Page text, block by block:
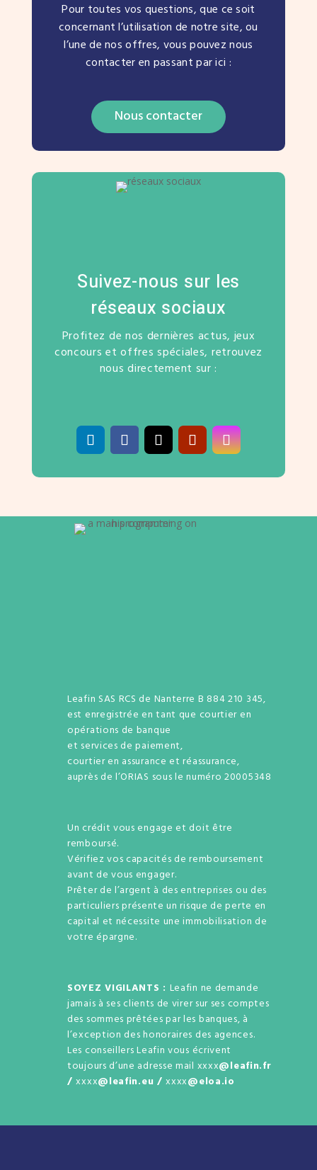
Pour toutes vos questions, que ce soit
concernant l’utilisation de notre site, ou
l’une de nos offres, vous pouvez nous
contacter en passant par ici :
Nous contacter
Suivez-nous sur les
réseaux sociaux
Profitez de nos dernières actus, jeux
concours et offres spéciales, retrouvez
nous directement sur :
Leafin SAS RCS de Nanterre B 884 210 345,
est enregistrée en tant que courtier en
opérations de banque
et services de paiement,
courtier en assurance et réassurance,
auprès de l’ORIAS sous le numéro 20005348
Un crédit vous engage et doit être
remboursé.
Vérifiez vos capacités de remboursement
avant de vous engager.
Prêter de l’argent à des entreprises ou des
particuliers présente un risque de perte en
capital et nécessite une immobilisation de
votre épargne.
SOYEZ VIGILANTS : Leafin ne demande
jamais à ses clients de virer sur ses comptes
des sommes prêtées par les banques, à
l’exception des honoraires des agences.
Les conseillers Leafin vous écrivent
toujours d’une adresse mail xxxx@leafin.fr
/xxxx@leafin.eu /xxxx@eloa.io